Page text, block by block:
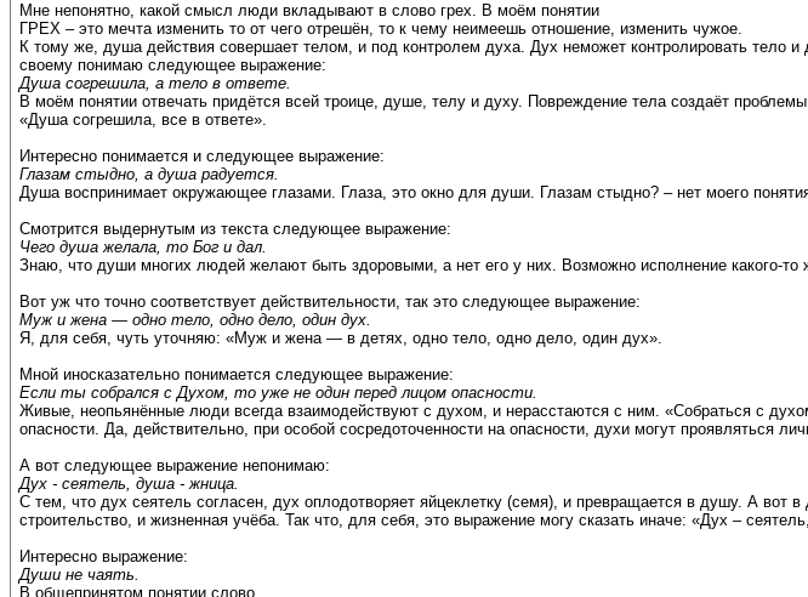
Мне непонятно, какой смысл люди вкладывают в слово грех. В моём понятии
ГРЕХ – это мечта изменить то от чего отрешён, то к чему неимеешь отношение, изменить чужое.
К тому же, душа действия совершает телом, и под контролем духа. Дух неможет контролировать тело
своему понимаю следующее выражение:
Душа согрешила, а тело в ответе.
В моём понятии отвечать придётся всей троице, душе, телу и духу. Повреждение тела создаёт
«Душа согрешила, все в ответе».
Интересно понимается и следующее выражение:
Глазам стыдно, а душа радуется.
Душа воспринимает окружающее глазами. Глаза, это окно для души. Глазам стыдно? – нет моего
Смотрится выдернутым из текста следующее выражение:
Чего душа желала, то Бог и дал.
Знаю, что души многих людей желают быть здоровыми, а нет его у них. Возможно исполнение какого-
Вот уж что точно соответствует действительности, так это следующее выражение:
Муж и жена — одно тело, одно дело, один дух.
Я, для себя, чуть уточняю: «Муж и жена — в детях, одно тело, одно дело, один дух».
Мной иносказательно понимается следующее выражение:
Если ты собрался с Духом, то уже не один перед лицом опасности.
Живые, неопьянённые люди всегда взаимодействуют с духом, и нерасстаются с ним. «Собраться с
опасности. Да, действительно, при особой сосредоточенности на опасности, духи могут проявляться
А вот следующее выражение непонимаю:
Дух - сеятель, душа - жница.
С тем, что дух сеятель согласен, дух оплодотворяет яйцеклетку (семя), и превращается в душу. А
строительство, и жизненная учёба. Так что, для себя, это выражение могу сказать иначе: «Дух –
Интересно выражение:
Души не чаять.
В общепринятом понятии слово